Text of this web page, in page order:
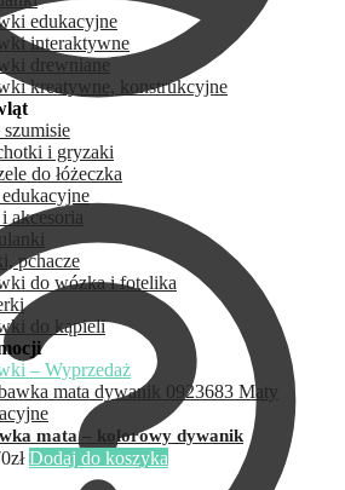
edukacyjne
interaktywne
drewniane
kreatywne, konstrukcyjne
i gryzaki
do łóżeczka
akcesoria
pchacze
do wózka i fotelika
do kąpieli
– Wyprzedaż
mata – kolorowy dywanik
zł Dodaj do koszyka